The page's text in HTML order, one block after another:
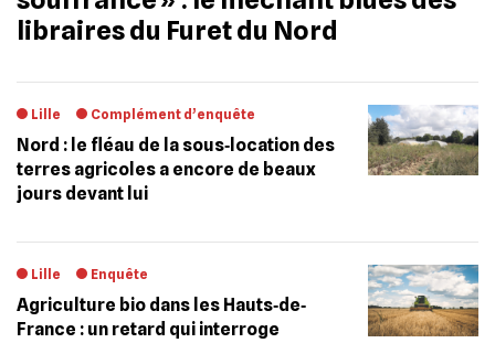
libraires du Furet du Nord
Lille Complément d’enquête
Nord : le fléau de la sous‐location des
terres agricoles a encore de beaux
jours devant lui
Lille Enquête
Agriculture bio dans les Hauts‐de‐
France : un retard qui interroge